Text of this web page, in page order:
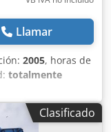
Llamar
2005, horas de
totalmente
3736 En
Anozbk U Tekock
Clasificado